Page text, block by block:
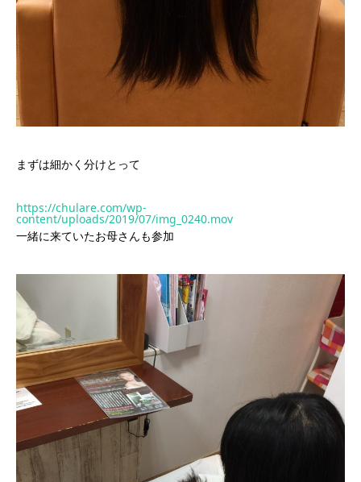
まずは細かく分けとって
https://chulare.com/wp-
content/uploads/2019/07/img_0240.mov
一緒に来ていたお母さんも参加